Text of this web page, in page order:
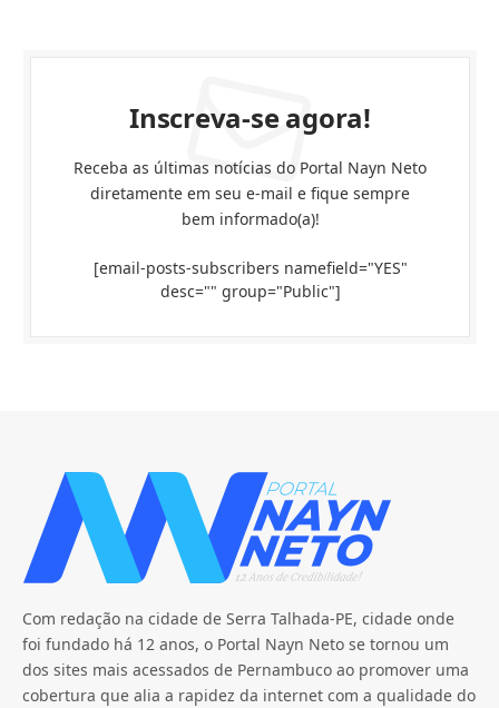
Inscreva-se agora!
Receba as últimas notícias do Portal Nayn Neto
diretamente em seu e-mail e fique sempre
bem informado(a)!
[email-posts-subscribers namefield="YES"
desc="" group="Public"]
Com redação na cidade de Serra Talhada-PE, cidade onde
foi fundado há 12 anos, o Portal Nayn Neto se tornou um
dos sites mais acessados de Pernambuco ao promover uma
cobertura que alia a rapidez da internet com a qualidade do